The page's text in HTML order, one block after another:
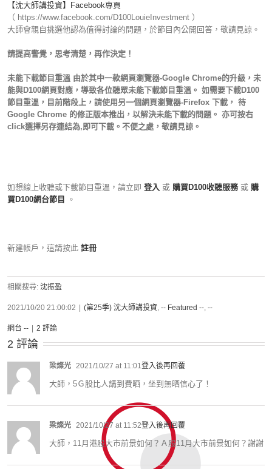
【沈大師講投資】Facebook專頁
（ https://www.facebook.com/D100LouieInvestment ）
大師會親自挑選他認為值得討論的問題，於節目內公開回答，敬請見諒。
請提高警覺，思考清楚，再作決定！
未能下載節目重溫 由於其中一款網頁瀏覽器-Google Chrome的升級，未
能與D100網頁對應，導致各位聽眾未能下載節目重溫。 如需要下載D100
節目重溫，目前階段上，請使用另一個網頁瀏覽器-Firefox 下載， 待
Google Chrome 的修正版本推出，以解決未能下載的問題。 亦可按右
click選擇另存連結為,即可下載。不便之處，敬請見諒。
如想線上收聽或下載節目重溫，請立即 登入 或 購買D100收聽服務 或 購
買D100網台節目
。
新建帳戶，這請按此 註冊
相關搜尋: 沈振盈
2021/10/20 21:00:02 (第25季) 沈大師講投資, -- Featured --, --
網台 -- 2 評論
2 評論
梁燦光 2021/10/27 at 11:01登入後再回覆
大師，5Ｇ股比人講到費晒，坐到無晒信心了！
梁燦光 2021/10/27 at 11:52登入後再回覆
大師，11月港股大市前景如何？Ａ股11月大市前景如何？謝謝